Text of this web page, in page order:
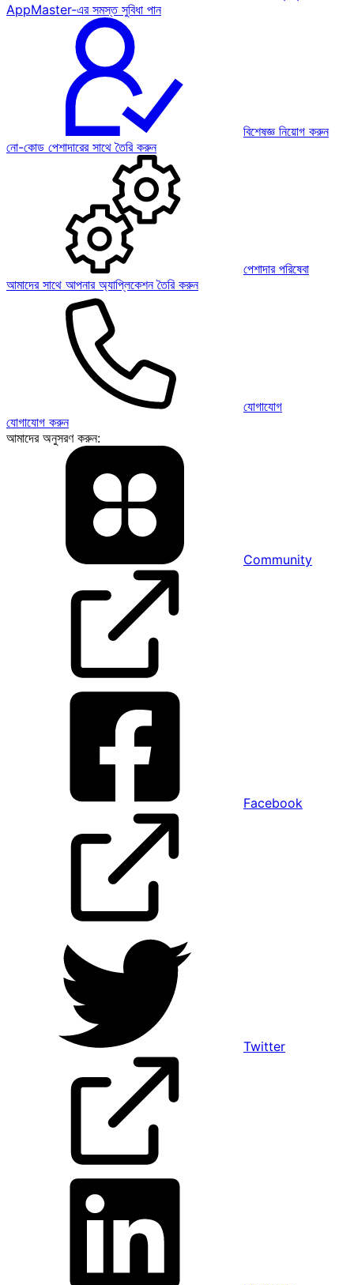
AppMaster-এর সমস্ত সুবিধা পান
বিশেষজ্ঞ নিয়োগ করুন
নো-কোড পেশাদারের সাথে তৈরি করুন
পেশাদার পরিষেবা
আমাদের সাথে আপনার অ্যাপ্লিকেশন তৈরি করুন
যোগাযোগ
যোগাযোগ করুন
আমাদের অনুসরণ করুন:
Community
Facebook
Twitter